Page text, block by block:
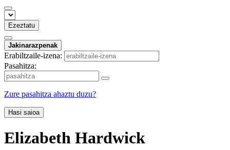
Ezeztatu
Jakinarazpenak
Erabiltzaile-izena:
Pasahitza:
Zure pasahitza ahaztu duzu?
Hasi saioa
Elizabeth Hardwick